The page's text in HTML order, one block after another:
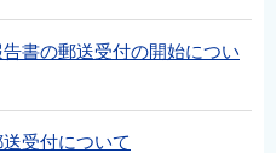
書の郵送受付の開始につい
受付について